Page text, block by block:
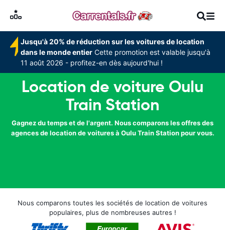
Jusqu'à 20% de réduction sur les voitures de location
dans le monde entier Cette promotion est valable jusqu'à
11 août 2026 - profitez-en dès aujourd'hui !
Location de voiture Oulu
Train Station
Gagnez du temps et de l'argent. Nous comparons les offres des
agences de location de voitures à Oulu Train Station pour vous.
Nous comparons toutes les sociétés de location de voitures
populaires, plus de nombreuses autres !